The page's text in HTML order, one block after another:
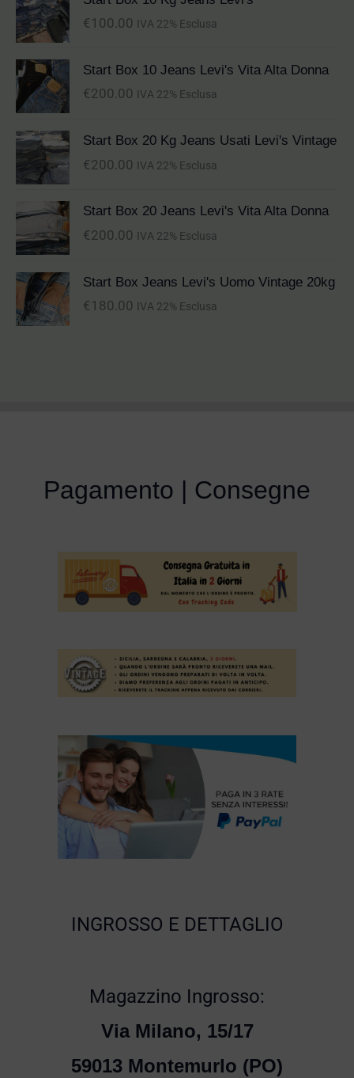
€ 100.00 IVA 22% Esclusa
Start Box 10 Jeans Levi's Vita Alta Donna
€200.00 IVA 22% Esclusa
Start Box 20 Kg Jeans Usati Levi's Vintage
€200.00 IVA 22% Esclusa
Start Box 20 Jeans Levi's Vita Alta Donna
€200.00 IVA 22% Esclusa
Start Box Jeans Levi's Uomo Vintage 20kg
€ 180.00 IVA 22% Esclusa
Pagamento | Consegne
INGROSSO E DETTAGLIO
Magazzino Ingrosso:
Via Milano, 15/17
59013 Montemurlo (PO)